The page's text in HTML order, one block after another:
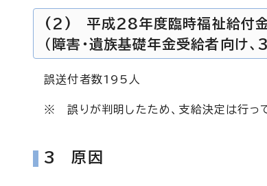
(2) 平成28年度臨時福祉給付金
（障害・遺族基礎年金受給者向け
誤送付者数195人
※ 誤りが判明したため、支給決定は行っ
3 原因